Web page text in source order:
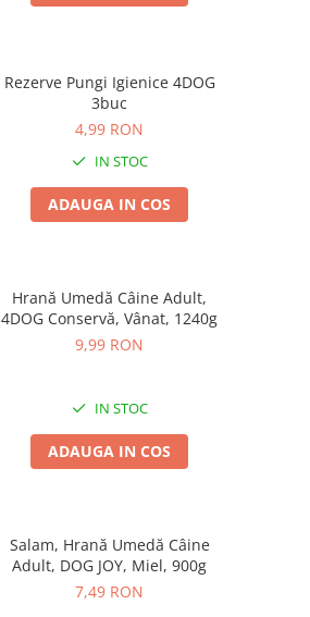
Rezerve Pungi Igienice 4DOG
3buc
4,99 RON
IN STOC
ADAUGA IN COS
Hrană Umedă Câine Adult,
4DOG Conservă, Vânat, 1240g
9,99 RON
IN STOC
ADAUGA IN COS
Salam, Hrană Umedă Câine
Adult, DOG JOY, Miel, 900g
7,49 RON